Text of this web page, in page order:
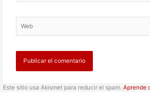
Este sitio usa Akismet para reducir el spam.Aprende